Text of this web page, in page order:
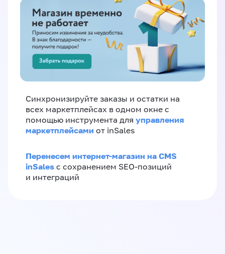
Синхронизируйте заказы и остатки на
всех маркетплейсах в одном окне с
помощью инструмента для управления
маркетплейсами от inSales
Перенесем интернет-магазин на CMS
inSales с сохранением SEO-позиций
и интеграций